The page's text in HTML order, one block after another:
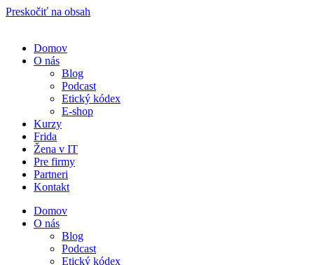
Preskočiť na obsah
Domov
O nás
Blog
Podcast
Etický kódex
E-shop
Kurzy
Frida
Žena v IT
Pre firmy
Partneri
Kontakt
Domov
O nás
Blog
Podcast
Etický kódex